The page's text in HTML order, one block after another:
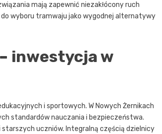
mają zapewnić niezakłócony ruch
wyboru tramwaju jako wygodnej alternatywy
inwestycja w
i sportowych. W Nowych Żernikach
standardów nauczania i bezpieczeństwa.
starszych uczniów. Integralną częścią dzielnicy